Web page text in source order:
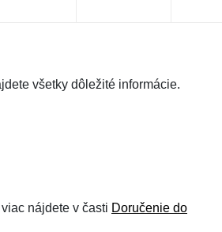
všetky dôležité informácie.
nájdete v časti Doručenie do